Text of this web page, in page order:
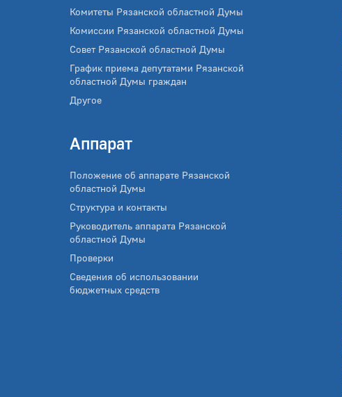
Комитеты Рязанской областной Думы
Комиссии Рязанской областной Думы
Совет Рязанской областной Думы
График приема депутатами Рязанской
областной Думы граждан
Другое
Аппарат
Положение об аппарате Рязанской
областной Думы
Структура и контакты
Руководитель аппарата Рязанской
областной Думы
Проверки
Сведения об использовании
бюджетных средств